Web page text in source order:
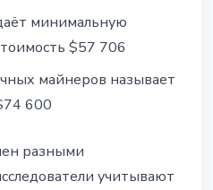
минимальную
$57 706
майнеров называет
600
разными
учитывают